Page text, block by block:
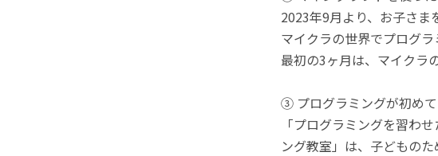
2023年9月より、お子さま
マイクラの世界でプログ
最初の3ヶ月は、マイクラ
③ プログラミングが初め
「プログラミングを習わ
ング教室」は、子どもの